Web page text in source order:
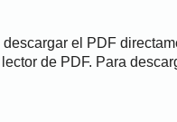
el PDF
de PDF. Para